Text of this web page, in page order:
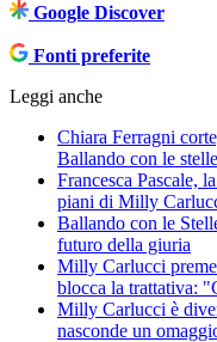
Google Discover
Fonti preferite
Leggi anche
Chiara Ferragni
Ballando con le stelle
Francesca Pascale,
piani di Milly
Ballando con le
futuro della giuria
Milly Carlucci
blocca la trattativa:
Milly Carlucci è
nasconde un